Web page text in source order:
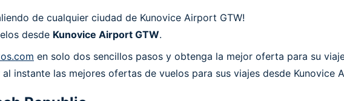
de cualquier ciudad de Kunovice Airport GTW!
desde Kunovice Airport GTW.
en solo dos sencillos pasos y obtenga la mejor oferta para su
instante las mejores ofertas de vuelos para sus viajes desde Kunovice